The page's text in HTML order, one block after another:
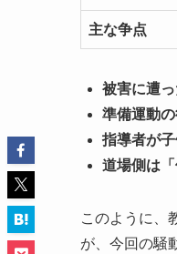
主な争点
被害に遭
準備運動
指導者が
道場側は
このように、
が、今回の騒